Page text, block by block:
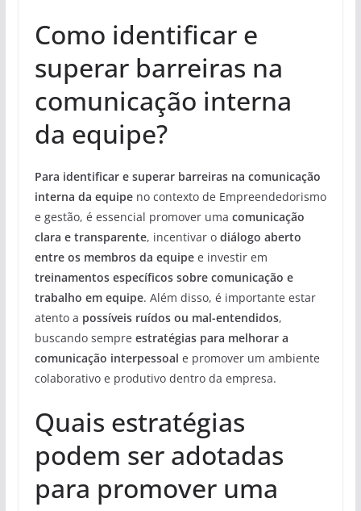
Como identificar e
superar barreiras na
comunicação interna
da equipe?
Para identificar e superar barreiras na comunicação
interna da equipeno contexto de Empreendedorismo
e gestão, é essencial promover uma comunicação
clara e transparente, incentivar o diálogo aberto
entre os membros da equipee investir em
treinamentos específicos sobre comunicação e
trabalho em equipe. Além disso, é importante estar
atento a possíveis ruídos ou mal-entendidos,
buscando sempre estratégias para melhorar a
comunicação interpessoal e promover um ambiente
colaborativo e produtivo dentro da empresa.
Quais estratégias
podem ser adotadas
para promover uma